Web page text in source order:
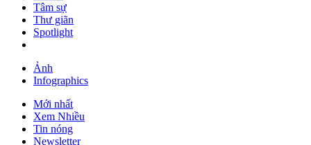
Tâm sự
Thư giãn
Spotlight
Ảnh
Infographics
Mới nhất
Xem Nhiều
Tin nóng
Newsletter